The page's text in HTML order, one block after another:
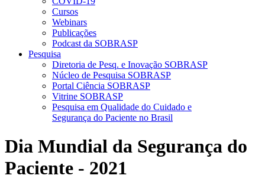
Cursos
Webinars
Publicações
Podcast da SOBRASP
Pesquisa
Diretoria de Pesq. e Inovação SOBRASP
Núcleo de Pesquisa SOBRASP
Portal Ciência SOBRASP
Vitrine SOBRASP
Pesquisa em Qualidade do Cuidado e
Segurança do Paciente no Brasil
Dia Mundial da Segurança do
Paciente - 2021